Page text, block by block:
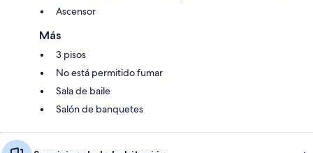
Ascensor
Más
3 pisos
No está permitido fumar
Sala de baile
Salón de banquetes